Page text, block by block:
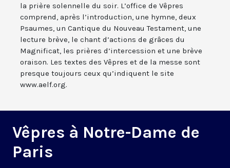
la prière solennelle du soir. L’office de Vêpres
comprend, après l’introduction, une hymne, deux
Psaumes, un Cantique du Nouveau Testament, une
lecture brève, le chant d’actions de grâces du
Magnificat, les prières d’intercession et une brève
oraison. Les textes des Vêpres et de la messe sont
presque toujours ceux qu’indiquent le site
www.aelf.org.
Vêpres à Notre-Dame de
Paris